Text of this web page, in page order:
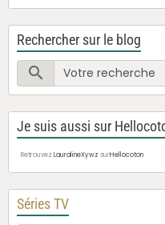
Rechercher sur le blog
Je suis aussi sur
Retrouvez LauralineXywz surHellocoton
Séries TV